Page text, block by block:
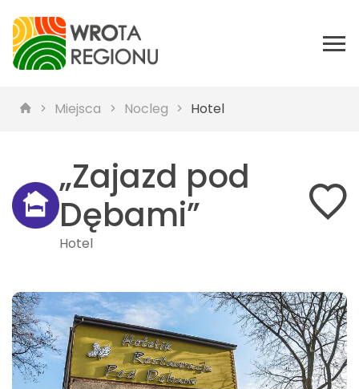
Miejsca Nocleg Hotel
„Zajazd pod
Dębami”
Hotel